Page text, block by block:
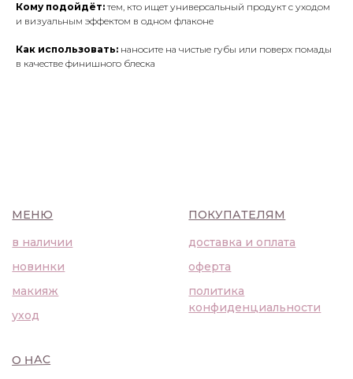
Кому подойдёт:тем, кто ищет универсальный продукт с уходом
и визуальным эффектом в одном флаконе
Как использовать: наносите на чистые губы или поверх помады
в качестве финишного блеска
О НАС
макияж
политика
конфиденциальности